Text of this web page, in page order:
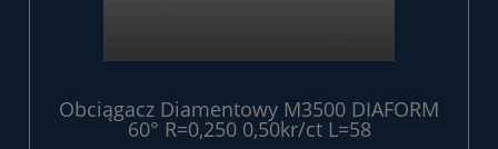
Obciągacz Diamentowy M3500 DIAFORM
60° R=0,250 0,50kr/ct L=58